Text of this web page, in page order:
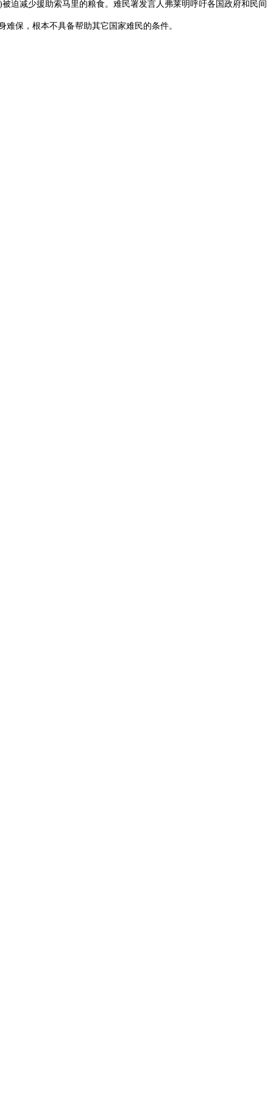
迫减少援助索马里的粮食。难民署发言人弗莱明呼吁各国政府和民间
保，根本不具备帮助其它国家难民的条件。